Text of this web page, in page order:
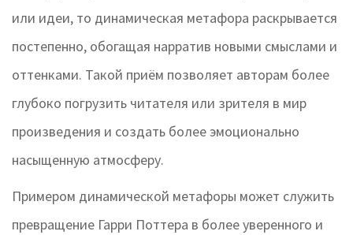
или идеи, то динамическая метафора раскрывается
постепенно, обогащая нарратив новыми смыслами и
оттенками. Такой приём позволяет авторам более
глубоко погрузить читателя или зрителя в мир
произведения и создать более эмоционально
насыщенную атмосферу.
Примером динамической метафоры может служить
превращение Гарри Поттера в более уверенного и